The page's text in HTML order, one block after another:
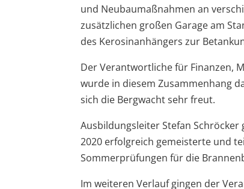
und Neubaumaßnahmen an
zusätzlichen großen Garage am
des Kerosinanhängers zur
Der Verantwortliche für Finanzen,
wurde in diesem Zusammenhang
sich die Bergwacht sehr freut.
Ausbildungsleiter Stefan
2020 erfolgreich gemeisterte und
Sommerprüfungen für die
Im weiteren Verlauf gingen der